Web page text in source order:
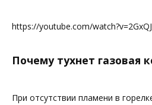
https://youtube.com/
Почему тухнет газовая
При отсутствии пламени в